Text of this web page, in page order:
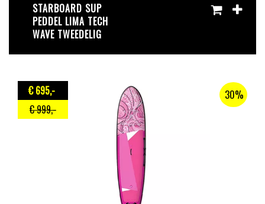
STARBOARD SUP
PEDDEL LIMA TECH
WAVE TWEEDELIG
€ 695,-
€ 999,-
30%